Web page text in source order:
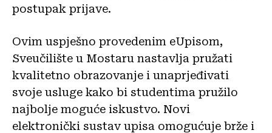
postupak prijave.
Ovim uspješno provedenim eUpisom,
Sveučilište u Mostaru nastavlja pružati
kvalitetno obrazovanje i unaprjeđivati
svoje usluge kako bi studentima pružilo
najbolje moguće iskustvo. Novi
elektronički sustav upisa omogućuje brže i